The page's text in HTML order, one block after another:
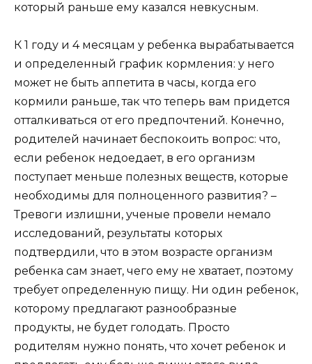
который раньше ему казался невкусным.
К 1 году и 4 месяцам у ребенка вырабатывается
и определенный график кормления: у него
может не быть аппетита в часы, когда его
кормили раньше, так что теперь вам придется
отталкиваться от его предпочтений. Конечно,
родителей начинает беспокоить вопрос: что,
если ребенок недоедает, в его организм
поступает меньше полезных веществ, которые
необходимы для полноценного развития? –
Тревоги излишни, ученые провели немало
исследований, результаты которых
подтвердили, что в этом возрасте организм
ребенка сам знает, чего ему не хватает, поэтому
требует определенную пищу. Ни один ребенок,
которому предлагают разнообразные
продукты, не будет голодать. Просто
родителям нужно понять, что хочет ребенок и